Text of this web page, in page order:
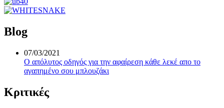
Blog
07/03/2021
Ο απόλυτος οδηγός για την αφαίρεση κάθε λεκέ απο το
αγαπημένο σου μπλουζάκι
Κριτικές